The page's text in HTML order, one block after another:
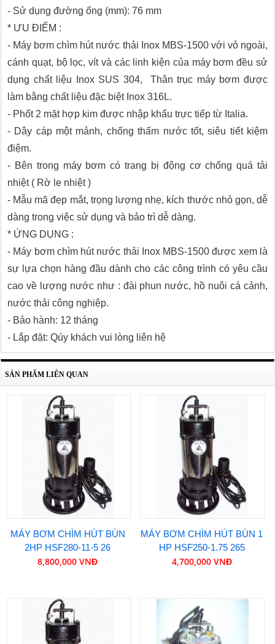
- Sử dụng đường ống (mm): 76 mm
* ƯU ĐIỂM :
- Máy bơm chìm hút nước thải Inox MBS-1500 với vỏ ngoài,
cánh quạt, bộ lọc, vít và các linh kiện của máy bơm đều sử
dụng chất liệu Inox SUS 304, Thân trục máy bơm được
làm bằng chất liệu đặc biệt Inox 316L.
- Phốt 2 mặt hợp kim được nhập khẩu trực tiếp từ Italia.
- Dây cáp một mảnh, chống thấm nước tốt, siêu tiết kiệm
điệm.
- Bên trong máy bơm có trang bị động cơ chống quá tải
nhiệt ( Rờ le nhiệt )
- Mẫu mã đẹp mắt, trọng lượng nhẹ, kích thước nhỏ gọn, dễ
dàng trong việc sử dụng và bảo trì dễ dàng.
* ỨNG DỤNG :
- Máy bơm chìm hút nước thải Inox MBS-1500 được xem là
sự lựa chọn hàng đầu dành cho các công trình có yêu cầu
cao về lượng nước như : đài phun nước, hồ nuôi cá cảnh,
nước thải công nghiệp.
- Bảo hành: 12 tháng
- Lắp đặt: Qúy khách vui lòng liên hệ
SẢN PHẨM LIÊN QUAN
MÁY BƠM CHÌM HÚT BÙN
2HP HSF280-11-5 26
8,800,000 VNĐ
MÁY BƠM CHÌM HÚT BÙN 1
HP HSF250-1.75 265
4,700,000 VNĐ